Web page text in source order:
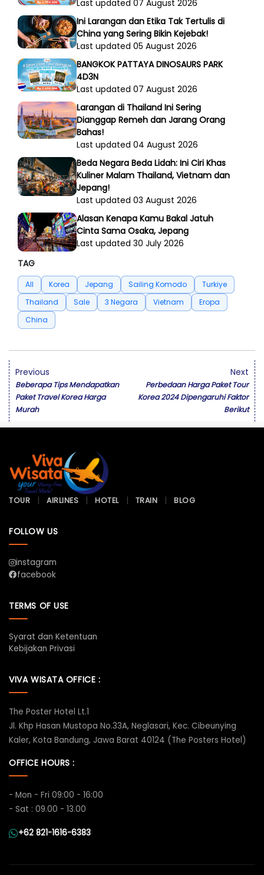
Last updated 07 August 2026
Ini Larangan dan Etika Tak Tertulis di
China yang Sering Bikin Kejebak!
Last updated 05 August 2026
BANGKOK PATTAYA DINOSAURS PARK
4D3N
Last updated 07 August 2026
Larangan di Thailand Ini Sering
Dianggap Remeh dan Jarang Orang
Bahas!
Last updated 04 August 2026
Beda Negara Beda Lidah: Ini Ciri Khas
Kuliner Malam Thailand, Vietnam dan
Jepang!
Last updated 03 August 2026
Alasan Kenapa Kamu Bakal Jatuh
Cinta Sama Osaka, Jepang
Last updated 30 July 2026
TAG
All Korea Jepang Sailing Komodo
Turkiye
Thailand
Sale 3 Negara Vietnam
Eropa
China
Previous
Beberapa Tips Mendapatkan
Paket Travel Korea Harga
Murah
Next
Perbedaan Harga Paket Tour
Korea 2024 Dipengaruhi Faktor
Berikut
TOUR AIRLINES HOTEL TRAIN BLOG
FOLLOW US
instagram
facebook
TERMS OF USE
Syarat dan Ketentuan
Kebijakan Privasi
VIVA WISATA OFFICE :
The Poster Hotel Lt.1
Jl. Khp Hasan Mustopa No.33A, Neglasari, Kec. Cibeunying
Kaler, Kota Bandung, Jawa Barat 40124 (The Posters Hotel)
OFFICE HOURS :
- Mon - Fri 09:00 - 16:00
- Sat : 09.00 - 13.00
+62 821-1616-6383